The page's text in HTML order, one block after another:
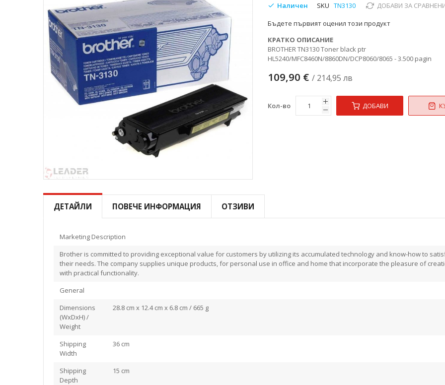
Наличен SKU TN3130 ДОБАВИ ЗА
Бъдете първият оценил този продукт
КРАТКО ОПИСАНИЕ
BROTHER TN3130 Toner black ptr
HL5240/MFC8460N/8860DN/DCP8060/8065 - 3.500 pagin
109,90 € / 214,95 лв
Кол-во ДОБАВИ
галерията
на
изображенията
към
началото
снимки
ДЕТАЙЛИ ПОВЕЧЕ ИНФОРМАЦИЯ ОТЗИВИ
Marketing Description
Brother is committed to providing exceptional value for customers by utilizing its accumulated technology and know-how to
their needs. The company supplies unique products, for personal use in office and home that incorporate the pleasure of
with practical functionality.
General
Dimensions
(WxDxH) /
Weight
28.8 cm x 12.4 cm x 6.8 cm / 665 g
Shipping
Width
36 cm
Shipping
Depth
15 cm